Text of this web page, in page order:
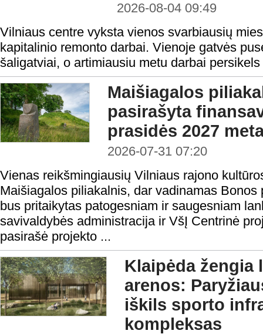
2026-08-04 09:49
Vilniaus centre vyksta vienos svarbiausių
kapitalinio remonto darbai. Vienoje gatvės
šaligatviai, o artimiausiu metu darbai
Maišiagalos
pasirašyta
prasidės 2027
2026-07-31 07:20
Vienas reikšmingiausių Vilniaus rajono
Maišiagalos piliakalnis, dar vadinamas
bus pritaikytas patogesniam ir saugesniam
savivaldybės administracija ir VšĮ Centrinė
pasirašė projekto ...
Klaipėda žengia
arenos:
iškils sporto
kompleksas